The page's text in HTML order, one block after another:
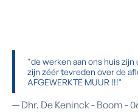
"de werken aan ons huis
zijn zéér tevreden over de
AFGEWERKTE MUUR !!!"
— Dhr. De Keninck - Boom -